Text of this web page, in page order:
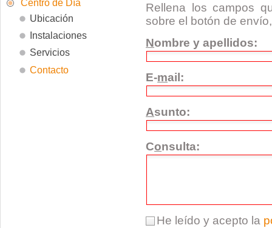
Centro de Día
Ubicación
Instalaciones
Servicios
Contacto
Rellena los campos
sobre el botón de
Nombre y apellidos:
E-mail:
Asunto:
Consulta:
He leído y acepto la